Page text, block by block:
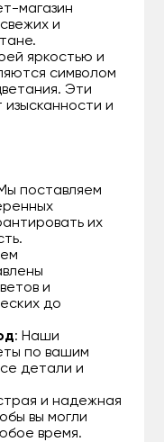
магазин
и
яркостью и
символом
Эти
и
поставляем
их
и
до
: Наши
по вашим
детали и
и надежная
вы могли
время.